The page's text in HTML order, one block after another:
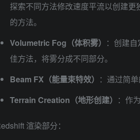
探索不同方法修改速度平流以创建
的方法。
Volumetric Fog（体积雾） ：创建
佳方法，将雾分成不同部分。
Beam FX（能量束特效） ：通过简
Terrain Creation（地形创建） ：作
渲染部分：